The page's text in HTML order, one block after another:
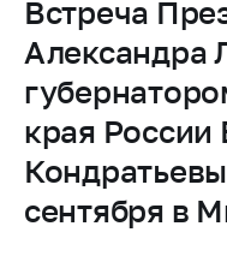
деятельность
Общественно-
совет
Награждения
Встреча
Александра
края
сентября в